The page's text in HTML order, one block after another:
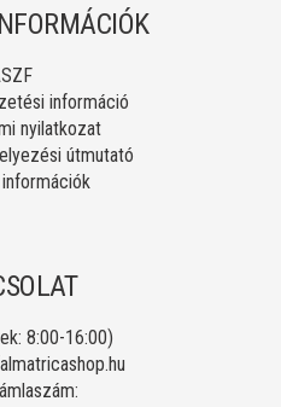
információ
nyilatkozat
útmutató
8:00-16:00)